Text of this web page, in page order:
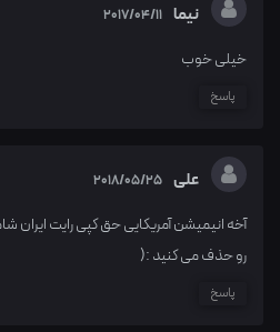
نیما 2017/04/11
خیلی خوب
پاسخ
علی 2018/05/25
آخه انیمیشن آمریکایی حق کپی رایت
رو حذف می کنید :(
پاسخ